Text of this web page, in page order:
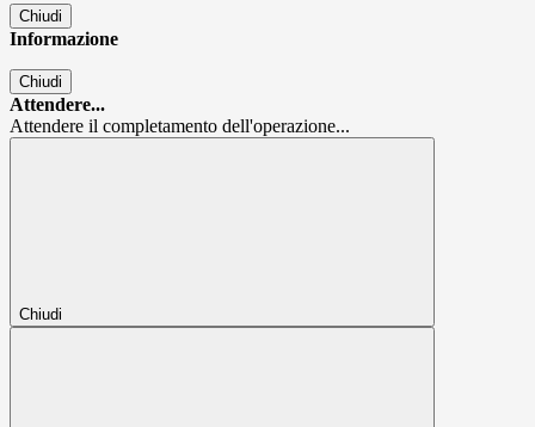
Chiudi
Informazione
Chiudi
Attendere...
Attendere il completamento dell'operazione...
Chiudi